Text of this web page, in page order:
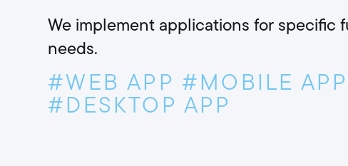
We implement applications for specific
needs.
#WEB APP #MOBILE APP
#DESKTOP APP